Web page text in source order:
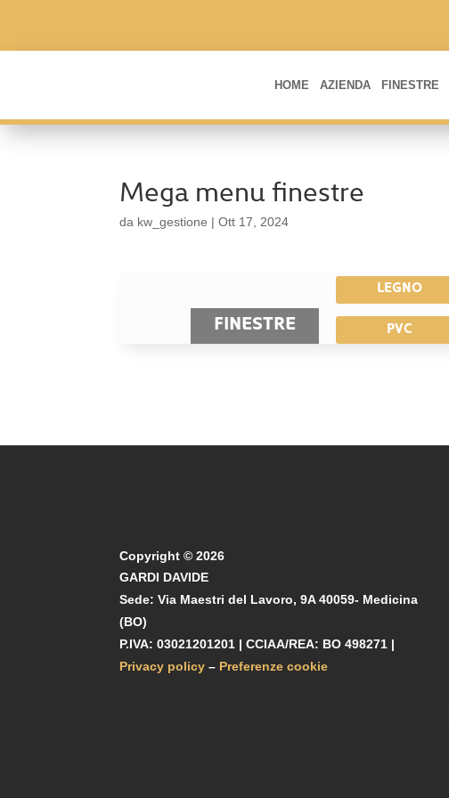
HOME AZIENDA FINESTRE
Mega menu finestre
da kw_gestione |Ott 17, 2024
FINESTRE
LEGNO
PVC
Copyright © 2026
GARDI DAVIDE
Sede: Via Maestri del Lavoro, 9A 40059- Medicina
(BO)
P.IVA: 03021201201 | CCIAA/REA: BO 498271 |
Privacy policy – Preferenze cookie